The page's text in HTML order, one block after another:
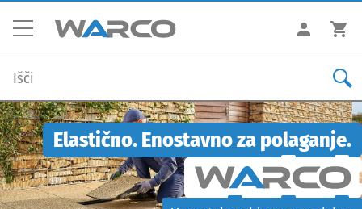
Elastično. Enostavno za polaganje.